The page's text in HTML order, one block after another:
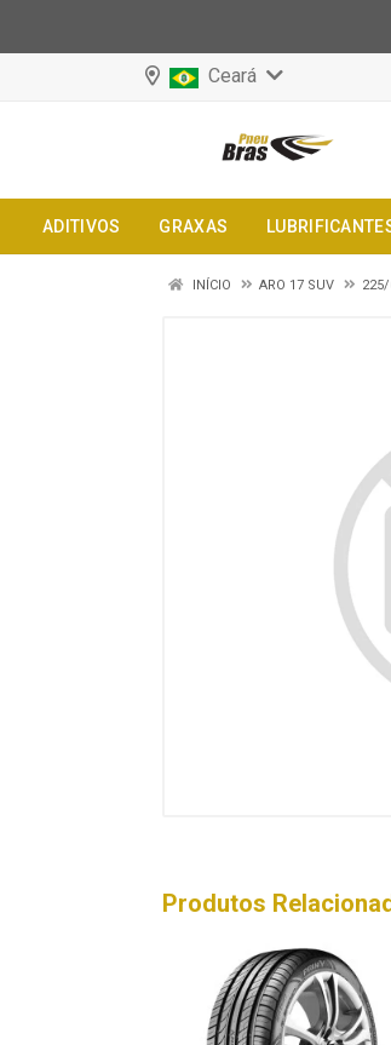
Ceará
ADITIVOS GRAXAS
INÍCIO ARO 17 SUV
Produtos